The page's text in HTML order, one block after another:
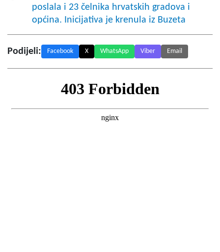
poslala i 23 čelnika hrvatskih gradova i
općina. Inicijativa je krenula iz Buzeta
Podijeli: Facebook X WhatsApp Viber Email